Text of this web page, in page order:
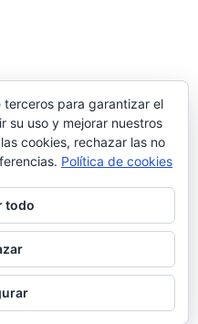
para WordPress
WP
para garantizar el
su uso y mejorar nuestros
cookies, rechazar las no
Política de cookies
todo